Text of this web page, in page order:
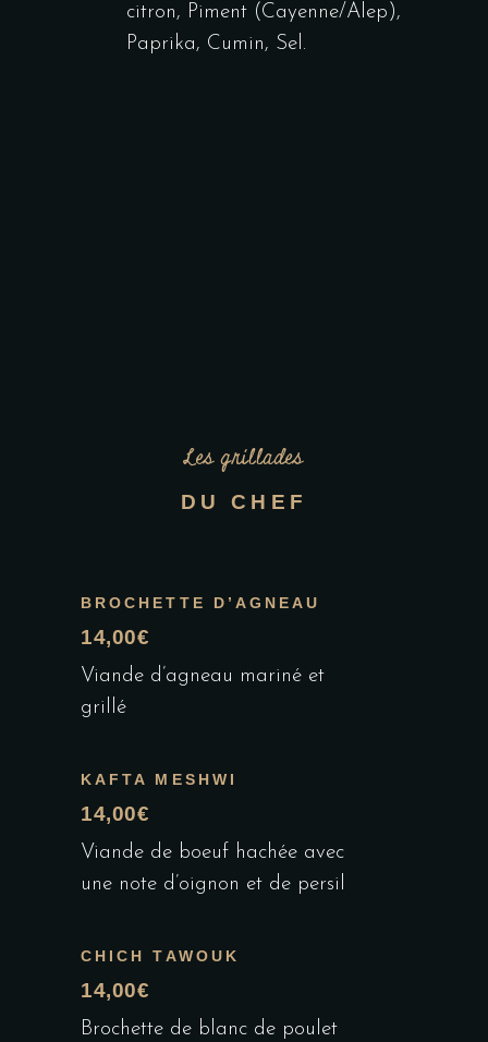
citron, Piment (Cayenne/Alep),
Paprika, Cumin, Sel.
Les grillades
DU CHEF
BROCHETTE D’AGNEAU
14,00€
Viande d’agneau mariné et
grillé
KAFTA MESHWI
14,00€
Viande de boeuf hachée avec
une note d’oignon et de persil
CHICH TAWOUK
14,00€
Brochette de blanc de poulet